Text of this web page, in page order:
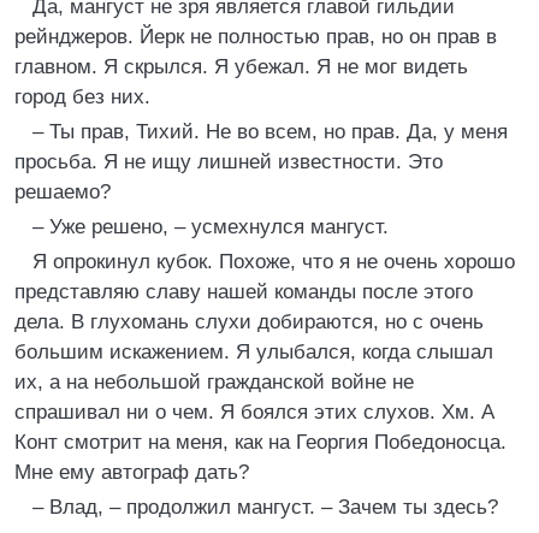
Да, мангуст не зря является главой гильдии
рейнджеров. Йерк не полностью прав, но он прав в
главном. Я скрылся. Я убежал. Я не мог видеть
город без них.
– Ты прав, Тихий. Не во всем, но прав. Да, у меня
просьба. Я не ищу лишней известности. Это
решаемо?
– Уже решено, – усмехнулся мангуст.
Я опрокинул кубок. Похоже, что я не очень хорошо
представляю славу нашей команды после этого
дела. В глухомань слухи добираются, но с очень
большим искажением. Я улыбался, когда слышал
их, а на небольшой гражданской войне не
спрашивал ни о чем. Я боялся этих слухов. Хм. А
Конт смотрит на меня, как на Георгия Победоносца.
Мне ему автограф дать?
– Влад, – продолжил мангуст. – Зачем ты здесь?